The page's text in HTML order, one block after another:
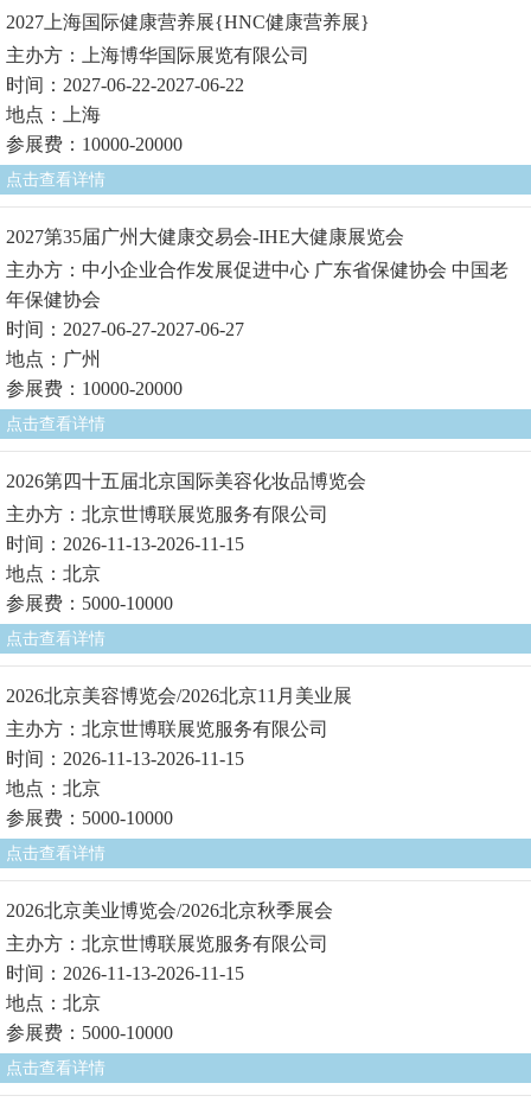
2027上海国际健康营养展{HNC健康营养展}
主办方：上海博华国际展览有限公司
时间：2027-06-22-2027-06-22
地点：上海
参展费：10000-20000
点击查看详情
2027第35届广州大健康交易会-IHE大健康展览会
主办方：中小企业合作发展促进中心 广东省保健协会 中国老
年保健协会
时间：2027-06-27-2027-06-27
地点：广州
参展费：10000-20000
点击查看详情
2026第四十五届北京国际美容化妆品博览会
主办方：北京世博联展览服务有限公司
时间：2026-11-13-2026-11-15
地点：北京
参展费：5000-10000
点击查看详情
2026北京美容博览会/2026北京11月美业展
主办方：北京世博联展览服务有限公司
时间：2026-11-13-2026-11-15
地点：北京
参展费：5000-10000
点击查看详情
2026北京美业博览会/2026北京秋季展会
主办方：北京世博联展览服务有限公司
时间：2026-11-13-2026-11-15
地点：北京
参展费：5000-10000
点击查看详情